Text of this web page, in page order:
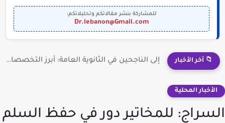
للمشاركة بنشر مقالاتكم وتحليلاتكم:
Dr.lebanon@Gmail.com
📁 آخر الأخبار إلى الناجحين في الثانوية العامة: أبرز التخصصات المطلوبة للمستقبل (2030-2050)
الأخبار المحلية
السراج: للمخاتير دور في حفظ السلم